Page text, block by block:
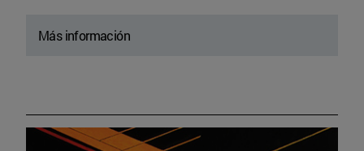
Más información